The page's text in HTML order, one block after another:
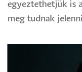
egyeztethetjük is
meg tudnak